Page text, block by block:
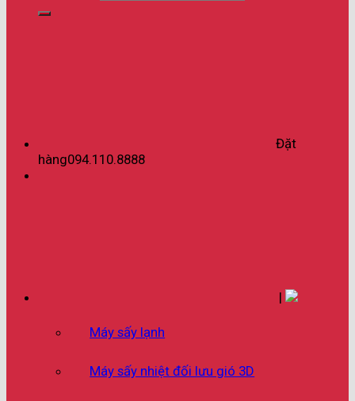
Đặt
hàng094.110.8888
|
Máy sấy lạnh
Máy sấy nhiệt đối lưu gió 3D